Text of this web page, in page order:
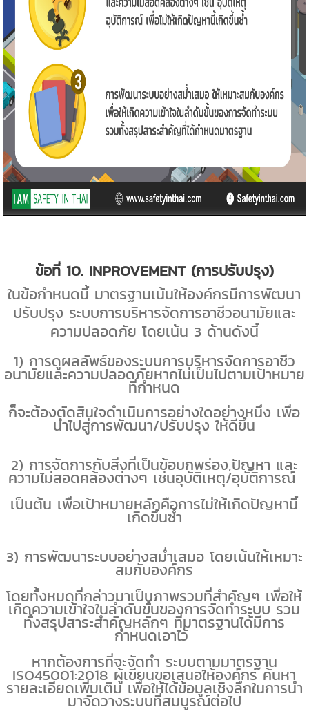
ข้อที่ 10. INPROVEMENT (การปรับปรุง)
ในข้อกำหนดนี้ มาตรฐานเน้นให้องค์กรมีการพัฒนา
ปรับปรุง ระบบการบริหารจัดการอาชีวอนามัยและ
ความปลอดภัย โดยเน้น 3 ด้านดังนี้
1) การดูผลลัพธ์ของระบบการบริหารจัดการอาชีว
อนามัยและความปลอดภัยหากไม่เป็นไปตามเป้าหมาย
ที่กำหนด
ก็จะต้องตัดสินใจดำเนินการอย่างใดอย่างหนึ่ง เพื่อ
นำไปสู่การพัฒนา/ปรับปรุง ให้ดีขึ้น
2) การจัดการกับสิ่งที่เป็นข้อบกพร่อง,ปัญหา และ
ความไม่สอดคล้องต่างๆ เช่นอุบัติเหตุ/อุบัติการณ์
เป็นต้น เพื่อเป้าหมายหลักคือการไม่ให้เกิดปัญหานี้
เกิดขึ้นซ้ำ
3) การพัฒนาระบบอย่างสม่ำเสมอ โดยเน้นให้เหมาะ
สมกับองค์กร
โดยทั้งหมดที่กล่าวมาเป็นภาพรวมที่สำคัญๆ เพื่อให้
เกิดความเข้าใจในลำดับขั้นของการจัดทำระบบ รวม
ทั้งสรุปสาระสำคัญหลักๆ ที่มาตรฐานได้มีการ
กำหนดเอาไว้
หากต้องการที่จะจัดทำ ระบบตามมาตรฐาน
ISO45001:2018 ผู้เขียนขอเสนอให้องค์กร ค้นหา
รายละเอียดเพิ่มเติม เพื่อให้ได้ข้อมูลเชิงลึกในการนำ
มาจัดวางระบบที่สมบูรณ์ต่อไป